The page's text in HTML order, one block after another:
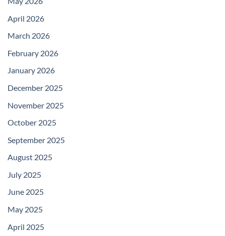
April 2026
March 2026
February 2026
January 2026
December 2025
November 2025
October 2025
September 2025
August 2025
July 2025
June 2025
May 2025
April 2025